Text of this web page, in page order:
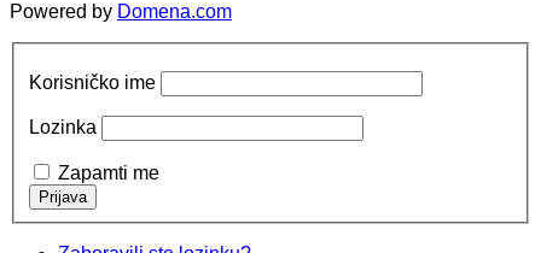
Powered by Domena.com
Korisničko ime
Lozinka
Zapamti me